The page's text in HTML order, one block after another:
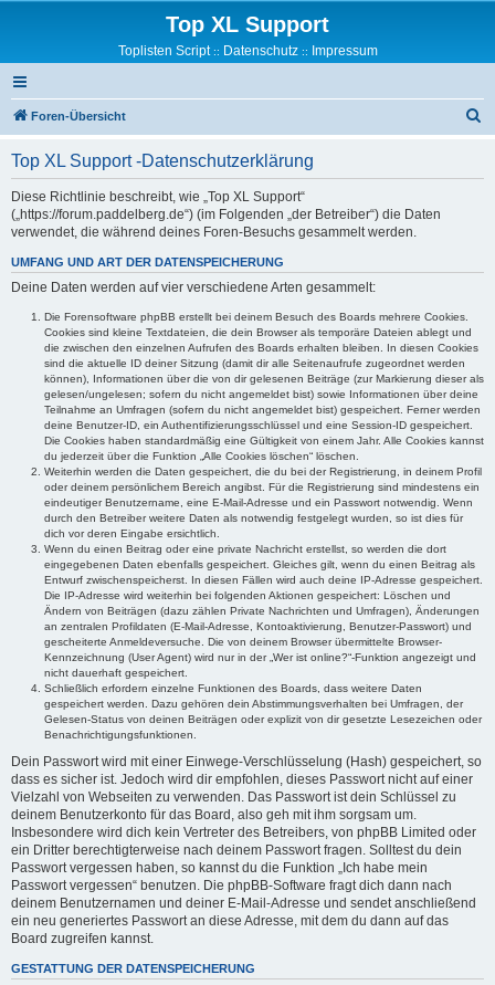
Top XL Support
Toplisten Script:: Datenschutz:: Impressum
Foren-Übersicht
Top XL Support -Datenschutzerklärung
Diese Richtlinie beschreibt, wie „Top XL Support“
(„https://forum.paddelberg.de“) (im Folgenden „der Betreiber“) die Daten
verwendet, die während deines Foren-Besuchs gesammelt werden.
UMFANG UND ART DER DATENSPEICHERUNG
Deine Daten werden auf vier verschiedene Arten gesammelt:
Die Forensoftware phpBB erstellt bei deinem Besuch des Boards mehrere Cookies.
Cookies sind kleine Textdateien, die dein Browser als temporäre Dateien ablegt und
die zwischen den einzelnen Aufrufen des Boards erhalten bleiben. In diesen Cookies
sind die aktuelle ID deiner Sitzung (damit dir alle Seitenaufrufe zugeordnet werden
können), Informationen über die von dir gelesenen Beiträge (zur Markierung dieser als
gelesen/ungelesen; sofern du nicht angemeldet bist) sowie Informationen über deine
Teilnahme an Umfragen (sofern du nicht angemeldet bist) gespeichert. Ferner werden
deine Benutzer-ID, ein Authentifizierungsschlüssel und eine Session-ID gespeichert.
Die Cookies haben standardmäßig eine Gültigkeit von einem Jahr. Alle Cookies kannst
du jederzeit über die Funktion „Alle Cookies löschen“ löschen.
Weiterhin werden die Daten gespeichert, die du bei der Registrierung, in deinem Profil
oder deinem persönlichem Bereich angibst. Für die Registrierung sind mindestens ein
eindeutiger Benutzername, eine E-Mail-Adresse und ein Passwort notwendig. Wenn
durch den Betreiber weitere Daten als notwendig festgelegt wurden, so ist dies für
dich vor deren Eingabe ersichtlich.
Wenn du einen Beitrag oder eine private Nachricht erstellst, so werden die dort
eingegebenen Daten ebenfalls gespeichert. Gleiches gilt, wenn du einen Beitrag als
Entwurf zwischenspeicherst. In diesen Fällen wird auch deine IP-Adresse gespeichert.
Die IP-Adresse wird weiterhin bei folgenden Aktionen gespeichert: Löschen und
Ändern von Beiträgen (dazu zählen Private Nachrichten und Umfragen), Änderungen
an zentralen Profildaten (E-Mail-Adresse, Kontoaktivierung, Benutzer-Passwort) und
gescheiterte Anmeldeversuche. Die von deinem Browser übermittelte Browser-
Kennzeichnung (User Agent) wird nur in der „Wer ist online?“-Funktion angezeigt und
nicht dauerhaft gespeichert.
Schließlich erfordern einzelne Funktionen des Boards, dass weitere Daten
gespeichert werden. Dazu gehören dein Abstimmungsverhalten bei Umfragen, der
Gelesen-Status von deinen Beiträgen oder explizit von dir gesetzte Lesezeichen oder
Benachrichtigungsfunktionen.
Dein Passwort wird mit einer Einwege-Verschlüsselung (Hash) gespeichert, so
dass es sicher ist. Jedoch wird dir empfohlen, dieses Passwort nicht auf einer
Vielzahl von Webseiten zu verwenden. Das Passwort ist dein Schlüssel zu
deinem Benutzerkonto für das Board, also geh mit ihm sorgsam um.
Insbesondere wird dich kein Vertreter des Betreibers, von phpBB Limited oder
ein Dritter berechtigterweise nach deinem Passwort fragen. Solltest du dein
Passwort vergessen haben, so kannst du die Funktion „Ich habe mein
Passwort vergessen“ benutzen. Die phpBB-Software fragt dich dann nach
deinem Benutzernamen und deiner E-Mail-Adresse und sendet anschließend
ein neu generiertes Passwort an diese Adresse, mit dem du dann auf das
Board zugreifen kannst.
GESTATTUNG DER DATENSPEICHERUNG